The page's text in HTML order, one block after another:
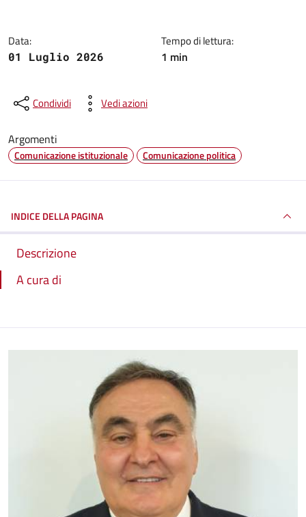
Data:
01 Luglio 2026
Tempo di lettura:
1 min
Condividi Vedi azioni
Argomenti
Comunicazione istituzionale Comunicazione politica
INDICE DELLA PAGINA
Descrizione
A cura di